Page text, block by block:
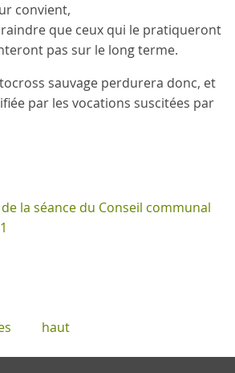
convient,
que ceux qui le pratiqueront
pas sur le long terme.
sauvage perdurera donc, et
par les vocations suscitées par
la séance du Conseil communal
haut